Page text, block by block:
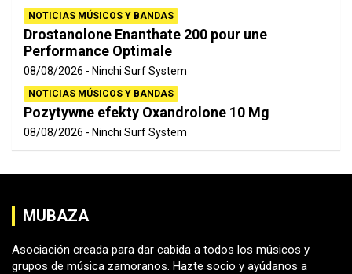
NOTICIAS MÚSICOS Y BANDAS
Drostanolone Enanthate 200 pour une
Performance Optimale
08/08/2026 Ninchi Surf System
NOTICIAS MÚSICOS Y BANDAS
Pozytywne efekty Oxandrolone 10 Mg
08/08/2026 Ninchi Surf System
MUBAZA
Asociación creada para dar cabida a todos los músicos y
grupos de música zamoranos. Hazte socio y ayúdanos a